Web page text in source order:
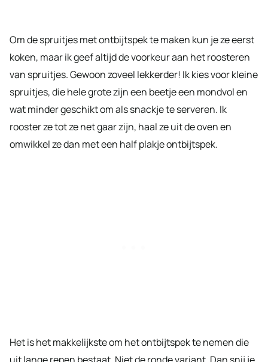
Om de spruitjes met ontbijtspek te maken kun je ze eerst
koken, maar ik geef altijd de voorkeur aan het roosteren
van spruitjes. Gewoon zoveel lekkerder! Ik kies voor kleine
spruitjes, die hele grote zijn een beetje een mondvol en
wat minder geschikt om als snackje te serveren. Ik
rooster ze tot ze net gaar zijn, haal ze uit de oven en
omwikkel ze dan met een half plakje ontbijtspek.
Het is het makkelijkste om het ontbijtspek te nemen die